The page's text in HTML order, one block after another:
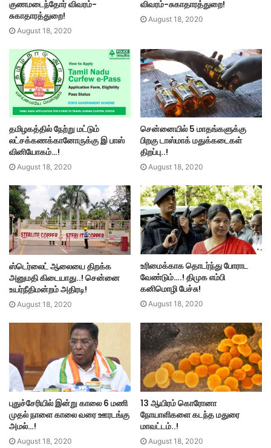
குணமடைந்தோர் விவரம்-
சுகாதாரத்துறை!
August 18, 2020
விவரம்-சுகாதாரத்துறை!
August 18, 2020
தமிழகத்தில் நேற்று மட்டும்
லட்சக்கணக்கானோருக்கு இ பாஸ்
வினியோகம்…!
August 18, 2020
சென்னையில் 5 மாதங்களுக்கு
பிறகு டாஸ்மாக் மதுக்கடைகள்
திறப்பு..!
August 18, 2020
ஸ்டெர்லைட் ஆலையை திறக்க
அனுமதி கிடையாது..! சென்னை
உயர்நீதிமன்றம் அதிரடி!
August 18, 2020
உரிமைக்காக தொடர்ந்து போராட
வேண்டும்….! திமுக எம்பி
கனிமொழி பேச்சு!
August 18, 2020
புதுச்சேரியில் இன்று காலை 6 மணி
முதல் நாளை காலை வரை ஊரடங்கு
அமல்…!
August 18, 2020
13 ஆயிரம் கொரோனா
நோயாளிகளை கடந்த மதுரை
மாவட்டம்..!
August 18, 2020